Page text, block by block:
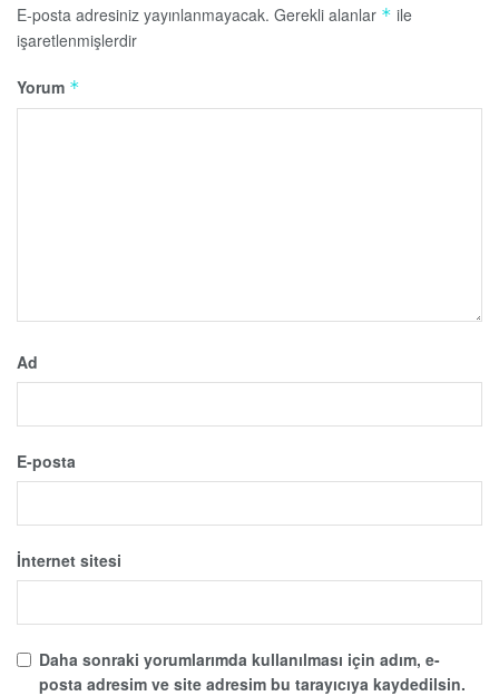
E-posta adresiniz yayınlanmayacak. Gerekli alanlar * ile
işaretlenmişlerdir
Yorum *
Ad
E-posta
İnternet sitesi
Daha sonraki yorumlarımda kullanılması için adım, e-
posta adresim ve site adresim bu tarayıcıya kaydedilsin.